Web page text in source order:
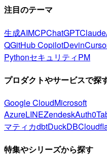
注目のテーマ
生成AIMCPChatGPTClaude
QGitHub CopilotDevin
PythonセキュリティPM
プロダクトやサービスで探
Google CloudMicrosoft
AzureLINEZendeskAuth0
マティカdbtDuckDB
特集やシリーズから探す